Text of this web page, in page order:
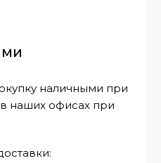
наличными при
наших офисах при